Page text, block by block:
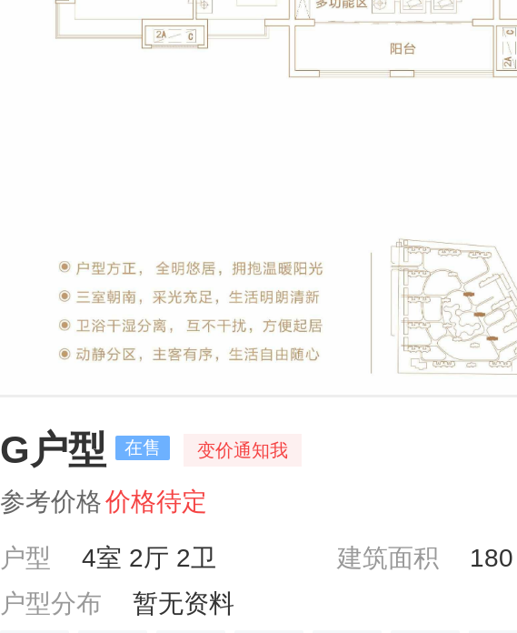
G户型 在售 变价通知我
参考价格价格待定
户型
4室 2厅 2卫 建筑面积
户型分布
暂无资料